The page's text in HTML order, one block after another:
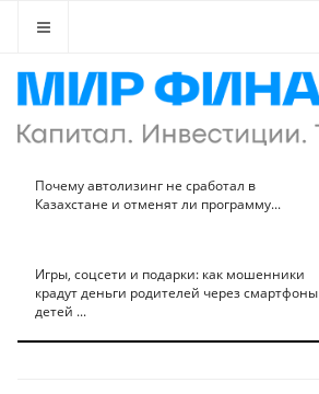
Почему автолизинг не сработал в
Казахстане и отменят ли программу...
Игры, соцсети и подарки: как мошенники
крадут деньги родителей через смартфоны
детей ...